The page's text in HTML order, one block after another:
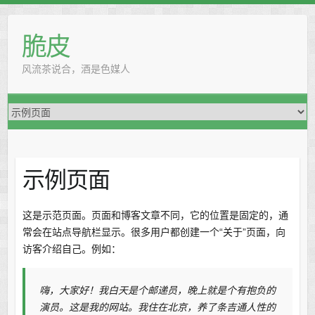
脆皮
风流茶说合，酒是色媒人
示例页面
这是示范页面。页面和博客文章不同，它的位置是固定的，通
常会在站点导航栏显示。很多用户都创建一个“关于”页面，向
访客介绍自己。例如：
嗨，大家好！我白天是个邮递员，晚上就是个有抱负的
演员。这是我的网站。我住在北京，养了条吉通人性的